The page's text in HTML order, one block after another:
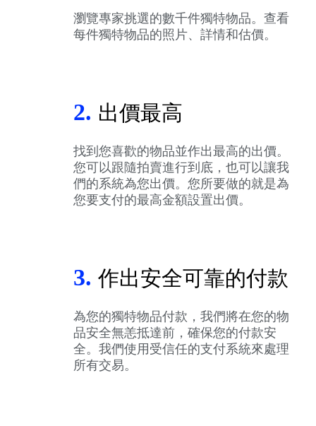
瀏覽專家挑選的數千件獨特物品。查看
每件獨特物品的照片、詳情和估價。
2. 出價最高
找到您喜歡的物品並作出最高的出價。
您可以跟隨拍賣進行到底，也可以讓我
們的系統為您出價。您所要做的就是為
您要支付的最高金額設置出價。
3. 作出安全可靠的付款
為您的獨特物品付款，我們將在您的物
品安全無恙抵達前，確保您的付款安
全。我們使用受信任的支付系統來處理
所有交易。